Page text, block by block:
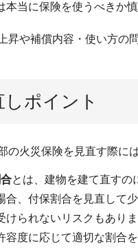
本当に保険を使うべきか
昇や補償内容・使い方の
ポイント
の火災保険を見直す際に
とは、建物を建て直すの
合、付保割合を見直して
けられないリスクもあり
容度に応じて適切な割合を